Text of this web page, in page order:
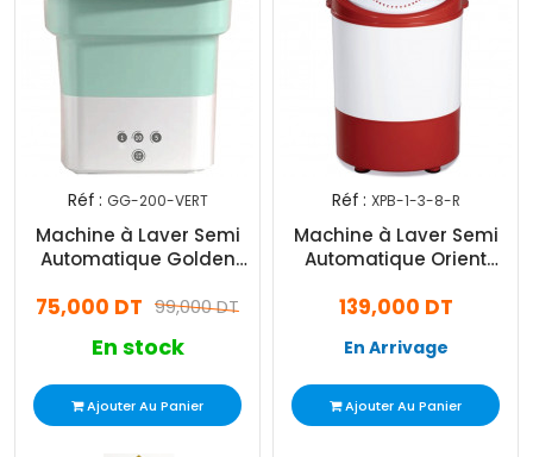
Réf : GG-200-VERT
Machine à Laver Semi
Automatique Golden
99,000 DT
75,000 DT
En stock
Ajouter Au Panier
Réf : XPB-1-3-8-R
Machine à Laver Semi
Automatique Orient
139,000 DT
En Arrivage
Ajouter Au Panier